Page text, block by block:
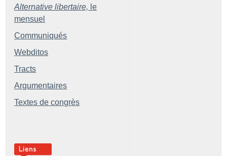
Alternative libertaire, le
mensuel
Communiqués
Webditos
Tracts
Argumentaires
Textes de congrès